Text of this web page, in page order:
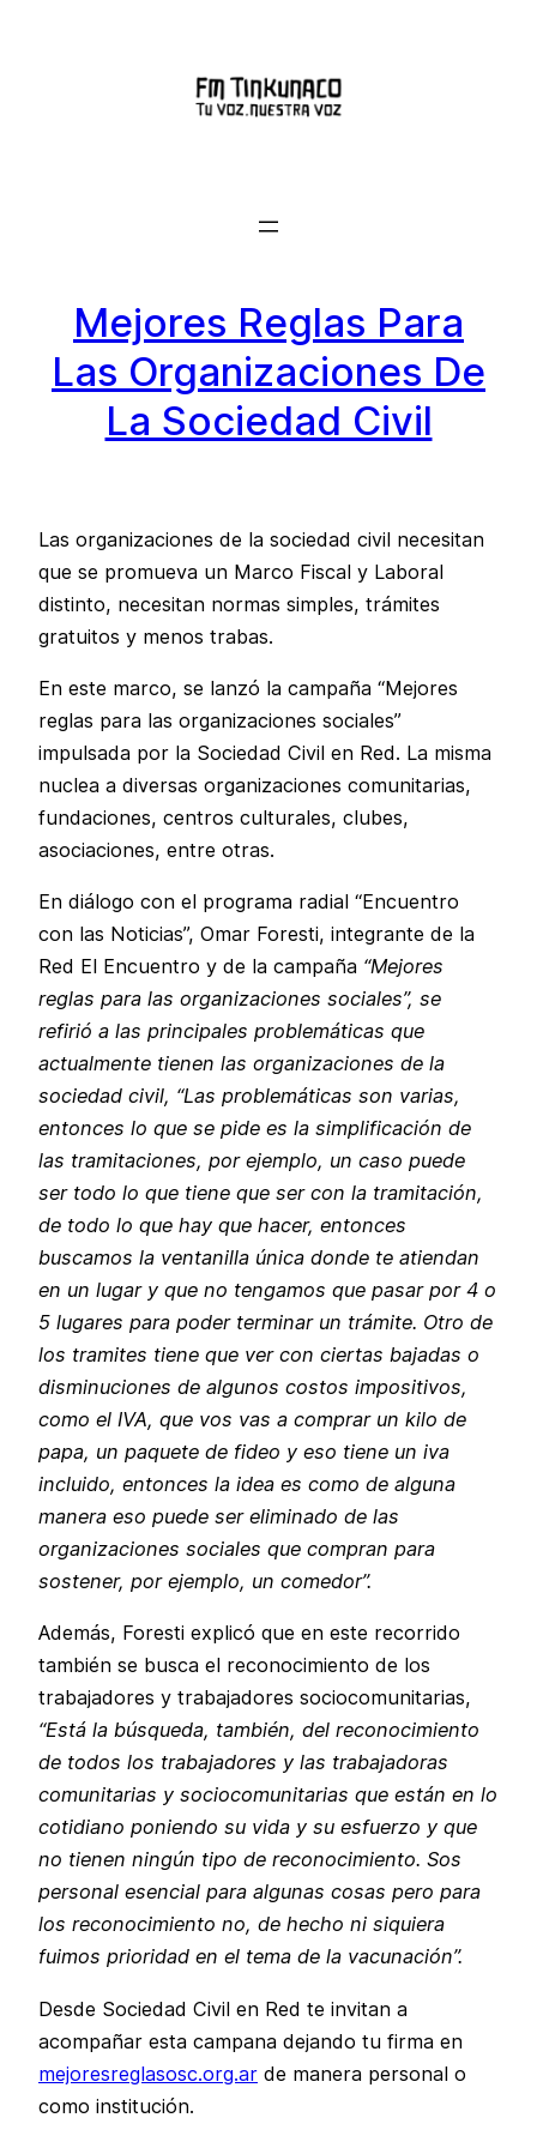
Mejores Reglas Para
Las Organizaciones De
La Sociedad Civil
Las organizaciones de la sociedad civil necesitan
que se promueva un Marco Fiscal y Laboral
distinto, necesitan normas simples, trámites
gratuitos y menos trabas.
En este marco, se lanzó la campaña “Mejores
reglas para las organizaciones sociales”
impulsada por la Sociedad Civil en Red. La misma
nuclea a diversas organizaciones comunitarias,
fundaciones, centros culturales, clubes,
asociaciones, entre otras.
En diálogo con el programa radial “Encuentro
con las Noticias”, Omar Foresti, integrante de la
Red El Encuentro y de la campaña “Mejores
reglas para las organizaciones sociales”, se
refirió a las principales problemáticas que
actualmente tienen las organizaciones de la
sociedad civil, “Las problemáticas son varias,
entonces lo que se pide es la simplificación de
las tramitaciones, por ejemplo, un caso puede
ser todo lo que tiene que ser con la tramitación,
de todo lo que hay que hacer, entonces
buscamos la ventanilla única donde te atiendan
en un lugar y que no tengamos que pasar por 4 o
5 lugares para poder terminar un trámite. Otro de
los tramites tiene que ver con ciertas bajadas o
disminuciones de algunos costos impositivos,
como el IVA, que vos vas a comprar un kilo de
papa, un paquete de fideo y eso tiene un iva
incluido, entonces la idea es como de alguna
manera eso puede ser eliminado de las
organizaciones sociales que compran para
sostener, por ejemplo, un comedor”.
Además, Foresti explicó que en este recorrido
también se busca el reconocimiento de los
trabajadores y trabajadores sociocomunitarias,
“Está la búsqueda, también, del reconocimiento
de todos los trabajadores y las trabajadoras
comunitarias y sociocomunitarias que están en lo
cotidiano poniendo su vida y su esfuerzo y que
no tienen ningún tipo de reconocimiento. Sos
personal esencial para algunas cosas pero para
los reconocimiento no, de hecho ni siquiera
fuimos prioridad en el tema de la vacunación”.
Desde Sociedad Civil en Red te invitan a
acompañar esta campana dejando tu firma en
mejoresreglasosc.org.ar de manera personal o
como institución.